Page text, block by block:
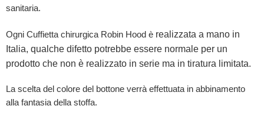
sanitaria.
Ogni Cuffietta chirurgica Robin Hood è realizzata a mano in
Italia, qualche difetto potrebbe essere normale per un
prodotto che non è realizzato in serie ma in tiratura limitata.
La scelta del colore del bottone verrà effettuata in abbinamento
alla fantasia della stoffa.